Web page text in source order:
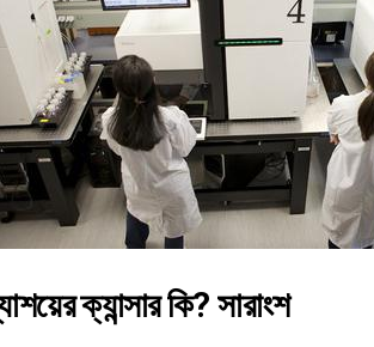
ক্যান্সার কি? সারাংশ